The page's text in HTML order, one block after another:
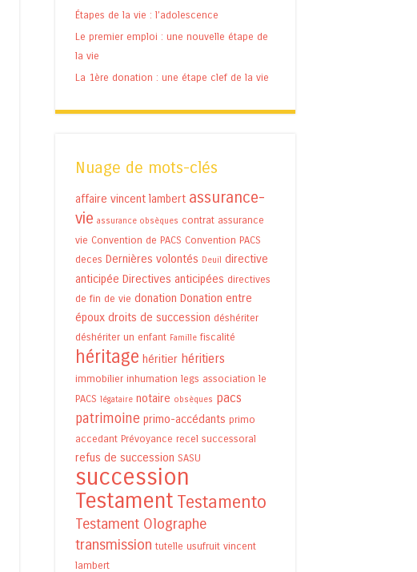
Étapes de la vie : l’adolescence
Le premier emploi : une nouvelle étape de
la vie
La 1ère donation : une étape clef de la vie
Nuage de mots-clés
affaire vincent lambert assurance-
vie assurance obsèques contrat assurance
vie Convention de PACS Convention PACS
deces Dernières volontés Deuil directive
anticipée Directives anticipées directives
de fin de vie donation Donation entre
époux droits de succession déshériter
déshériter un enfant Famille fiscalité
héritage héritier héritiers
immobilier inhumation legs association le
PACS légataire notaire obsèques pacs
patrimoine primo-accédants primo
accedant Prévoyance recel successoral
refus de succession SASU
succession
Testament Testamento
Testament Olographe
transmission tutelle usufruit vincent
lambert